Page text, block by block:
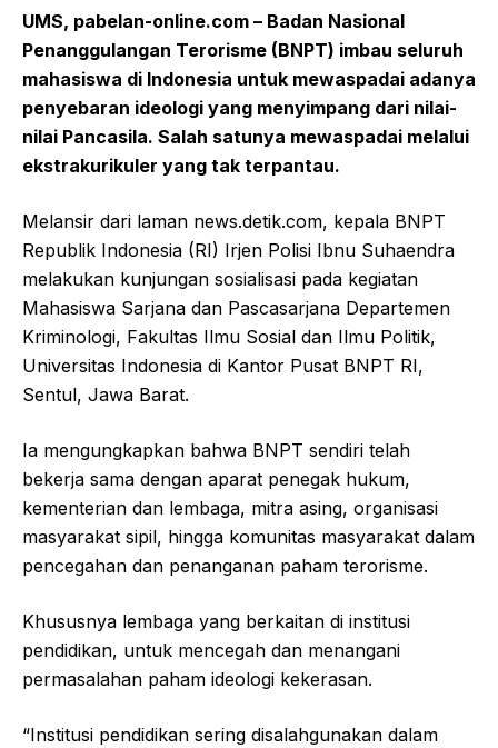
UMS, pabelan-online.com – Badan Nasional
Penanggulangan Terorisme (BNPT) imbau seluruh
mahasiswa di Indonesia untuk mewaspadai adanya
penyebaran ideologi yang menyimpang dari nilai-
nilai Pancasila. Salah satunya mewaspadai melalui
ekstrakurikuler yang tak terpantau.
Melansir dari laman news.detik.com, kepala BNPT
Republik Indonesia (RI) Irjen Polisi Ibnu Suhaendra
melakukan kunjungan sosialisasi pada kegiatan
Mahasiswa Sarjana dan Pascasarjana Departemen
Kriminologi, Fakultas Ilmu Sosial dan Ilmu Politik,
Universitas Indonesia di Kantor Pusat BNPT RI,
Sentul, Jawa Barat.
Ia mengungkapkan bahwa BNPT sendiri telah
bekerja sama dengan aparat penegak hukum,
kementerian dan lembaga, mitra asing, organisasi
masyarakat sipil, hingga komunitas masyarakat dalam
pencegahan dan penanganan paham terorisme.
Khususnya lembaga yang berkaitan di institusi
pendidikan, untuk mencegah dan menangani
permasalahan paham ideologi kekerasan.
“Institusi pendidikan sering disalahgunakan dalam